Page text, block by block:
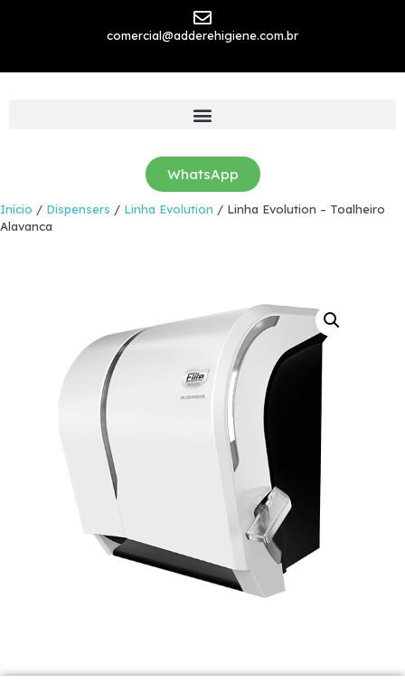
comercial@adderehigiene.com.br
WhatsApp
Início / Dispensers / Linha Evolution / Linha Evolution – Toalheiro
Alavanca